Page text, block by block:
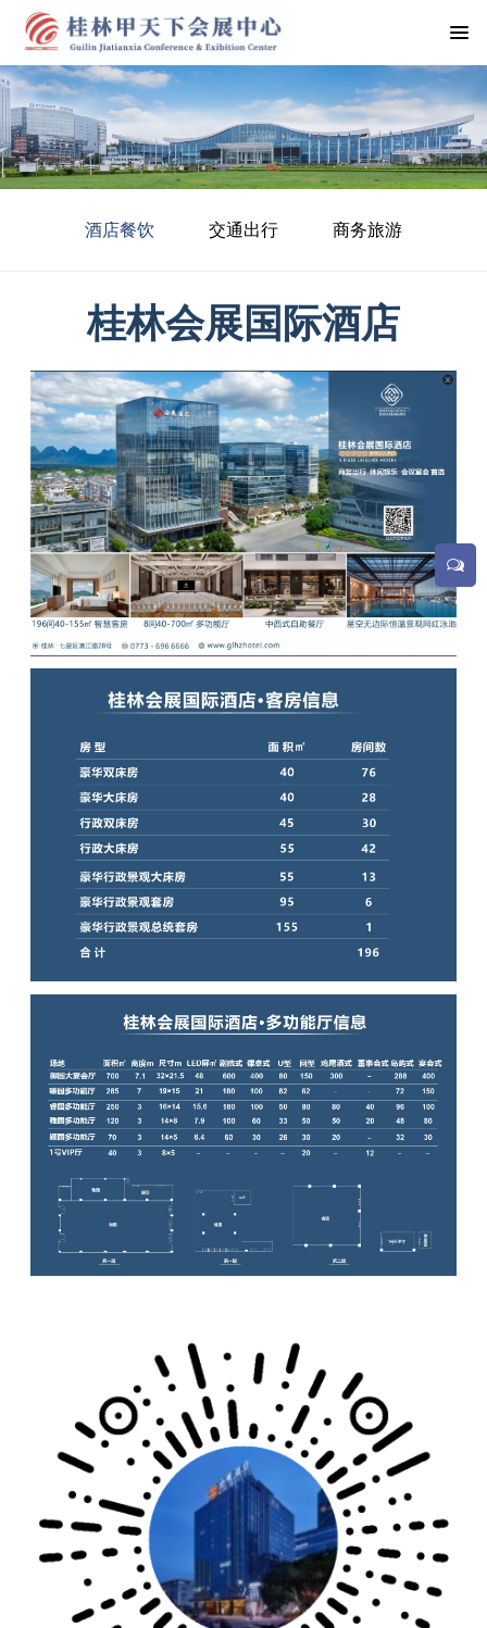
酒店餐饮 交通出行 商务旅游
桂林会展国际酒店